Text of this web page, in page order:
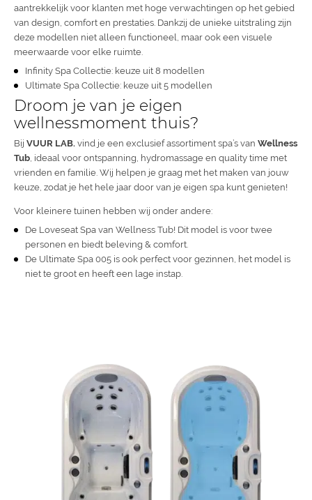
aantrekkelijk voor klanten met hoge verwachtingen op het gebied
van design, comfort en prestaties. Dankzij de unieke uitstraling zijn
deze modellen niet alleen functioneel, maar ook een visuele
meerwaarde voor elke ruimte.
Infinity Spa Collectie: keuze uit 8 modellen
Ultimate Spa Collectie: keuze uit 5 modellen
Droom je van je eigen
wellnessmoment thuis?
Bij VUUR LAB. vind je een exclusief assortiment spa’s van Wellness
Tub, ideaal voor ontspanning, hydromassage en quality time met
vrienden en familie. Wij helpen je graag met het maken van jouw
keuze, zodat je het hele jaar door van je eigen spa kunt genieten!
Voor kleinere tuinen hebben wij onder andere:
De Loveseat Spa van Wellness Tub! Dit model is voor twee
personen en biedt beleving & comfort.
De Ultimate Spa 005 is ook perfect voor gezinnen, het model is
niet te groot en heeft een lage instap.